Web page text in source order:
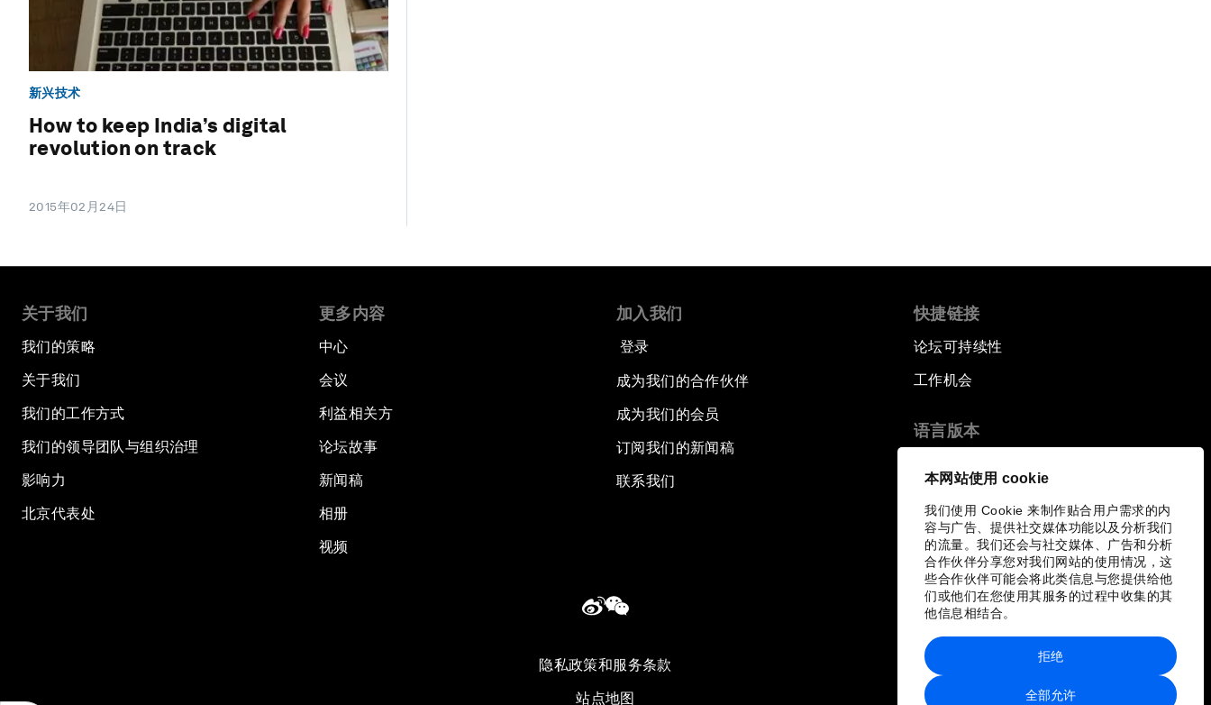
本网站使用 cookie
我们使用 Cookie 来制作贴合用户需求的内
容与广告、提供社交媒体功能以及分析我们
的流量。我们还会与社交媒体、广告和分析
合作伙伴分享您对我们网站的使用情况，这
些合作伙伴可能会将此类信息与您提供给他
们或他们在您使用其服务的过程中收集的其
他信息相结合。
全部允许
拒绝
新兴技术
How to keep India’s digital
revolution on track
2015年02月24日
关于我们
我们的策略
关于我们
我们的工作方式
我们的领导团队与组织治理
影响力
北京代表处
更多内容
中心
会议
利益相关方
论坛故事
新闻稿
相册
视频
加入我们
登录
成为我们的合作伙伴
成为我们的会员
订阅我们的新闻稿
联系我们
快捷链接
论坛可持续性
工作机会
语言版本
隐私政策和服务条款
站点地图